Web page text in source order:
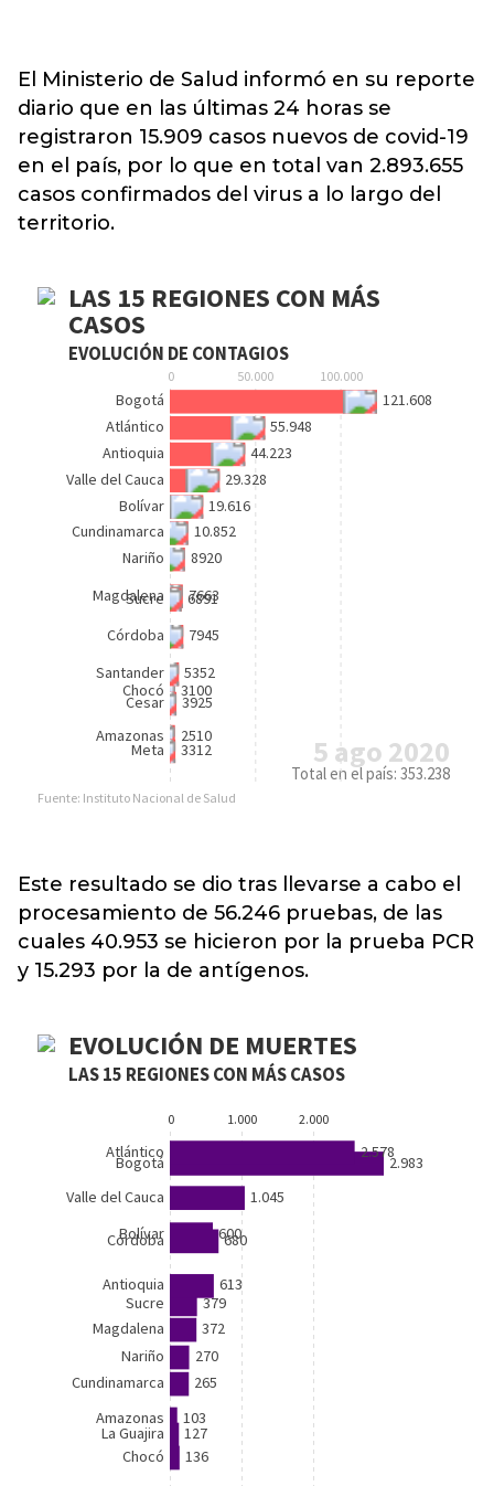
El Ministerio de Salud informó en su reporte
diario que en las últimas 24 horas se
registraron 15.909 casos nuevos de covid-19
en el país, por lo que en total van 2.893.655
casos confirmados del virus a lo largo del
territorio.
Este resultado se dio tras llevarse a cabo el
procesamiento de 56.246 pruebas, de las
cuales 40.953 se hicieron por la prueba PCR
y 15.293 por la de antígenos.